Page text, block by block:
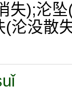
失);沦
沦没散